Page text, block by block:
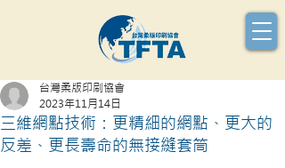
三維網點技術：更精細的網點、更大的
反差、更長壽命的無接縫套筒
台灣柔版印刷協會
2023年11月14日